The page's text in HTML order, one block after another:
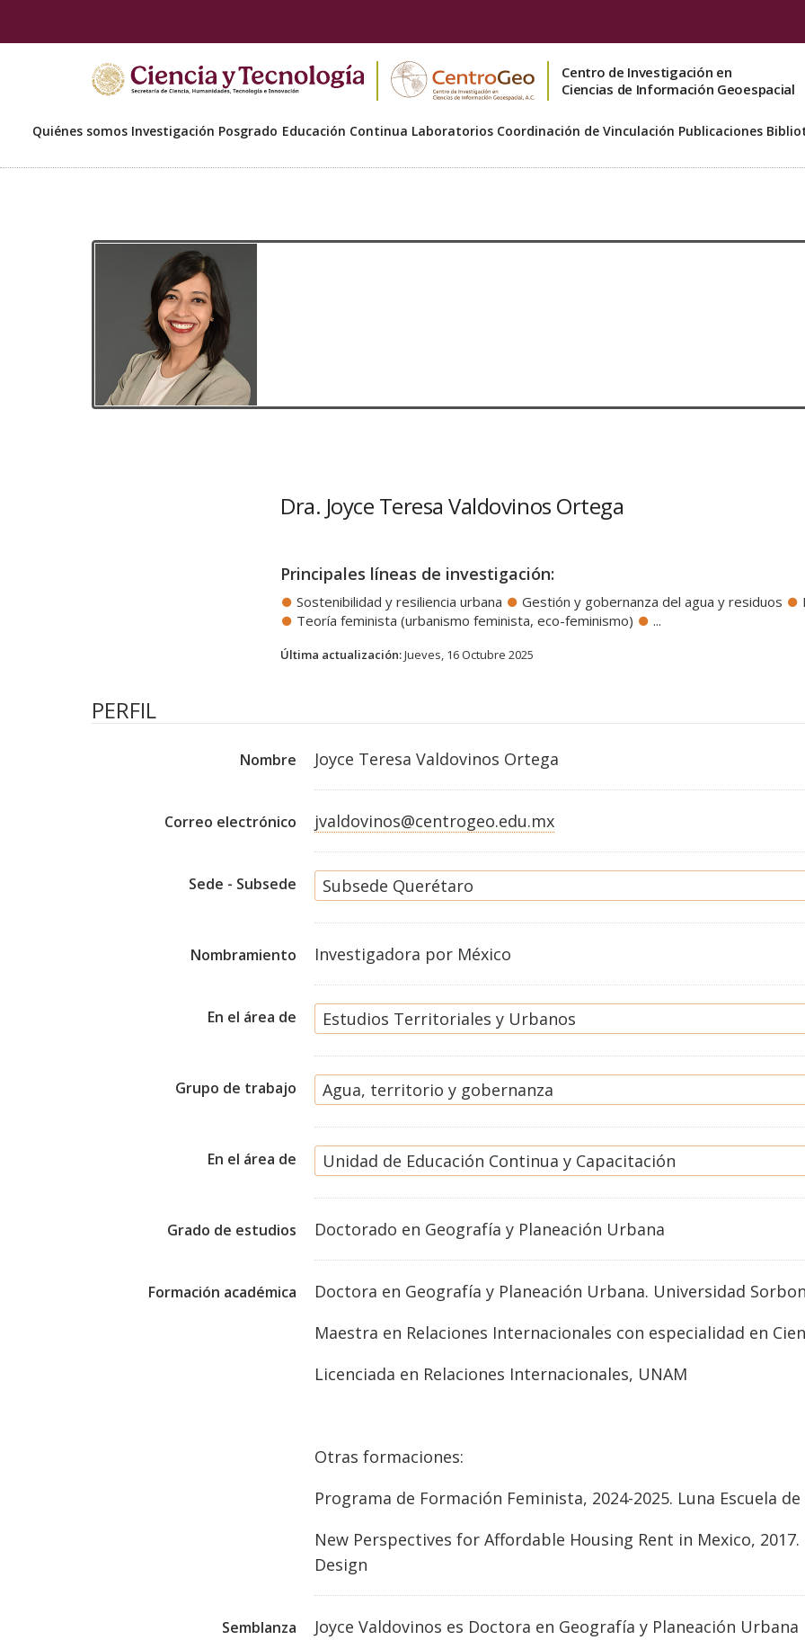
Centro de Investigación en
Ciencias de Información Geoespacial
Quiénes somos Investigación Posgrado Educación Continua Laboratorios Coordinación de Vinculación Publicaciones
Dra. Joyce Teresa Valdovinos Ortega
Principales líneas de investigación:
Sostenibilidad y resiliencia urbana Gestión y gobernanza del agua y residuos
Teoría feminista (urbanismo feminista, eco-feminismo)
...
Última actualización:Jueves, 16 Octubre 2025
PERFIL
Nombre Joyce Teresa Valdovinos Ortega
Correo electrónico jvaldovinos@centrogeo.edu.mx
Sede - Subsede Subsede Querétaro
Nombramiento Investigadora por México
En el área de Estudios Territoriales y Urbanos
Grupo de trabajo Agua, territorio y gobernanza
En el área de Unidad de Educación Continua y Capacitación
Grado de estudios Doctorado en Geografía y Planeación Urbana
Formación académica
Doctora en Geografía y Planeación Urbana. Universidad
Maestra en Relaciones Internacionales con especialidad en
Licenciada en Relaciones Internacionales, UNAM
Otras formaciones:
Programa de Formación Feminista, 2024-2025. Luna Escuela
New Perspectives for Affordable Housing Rent in Mexico,
Design
Semblanza
Joyce Valdovinos es Doctora en Geografía y Planeación